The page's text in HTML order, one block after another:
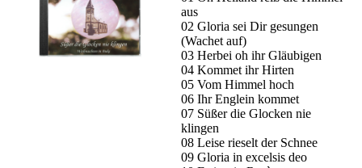
aus
02 Gloria sei Dir gesungen
(Wachet auf)
03 Herbei oh ihr Gläubigen
04 Kommet ihr Hirten
05 Vom Himmel hoch
06 Ihr Englein kommet
07 Süßer die Glocken nie
klingen
08 Leise rieselt der Schnee
09 Gloria in excelsis deo